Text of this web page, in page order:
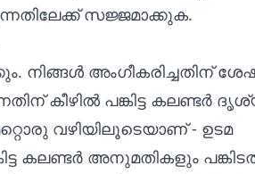
സജ്ജമാക്കുക.
നിങ്ങൾ അംഗീകരിച്ചതിന്
കീഴിൽ പങ്കിട്ട കലണ്ടർ
വഴിയിലൂടെയാണ് - ഉടമ
കലണ്ടർ അനുമതികളും